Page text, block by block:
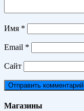
Имя *
Email *
Сайт
Магазины